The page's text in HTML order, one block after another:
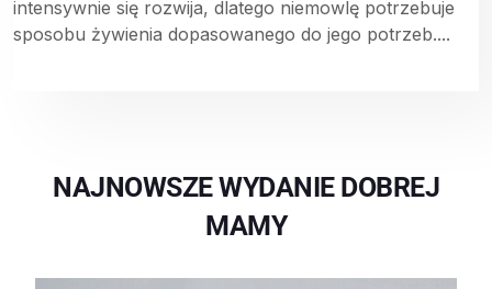
intensywnie się rozwija, dlatego niemowlę potrzebuje
sposobu żywienia dopasowanego do jego potrzeb....
NAJNOWSZE WYDANIE DOBREJ
MAMY